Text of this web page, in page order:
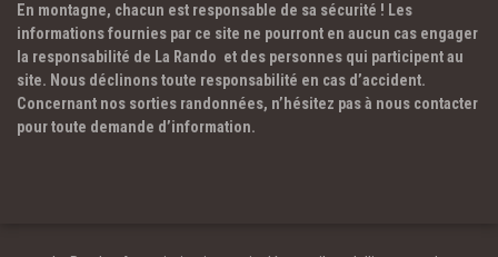
En montagne, chacun est responsable de sa sécurité ! Les
informations fournies par ce site ne pourront en aucun cas engager
la responsabilité de La Rando et des personnes qui participent au
site. Nous déclinons toute responsabilité en cas d’accident.
Concernant nos sorties randonnées, n’hésitez pas à nous contacter
pour toute demande d’information.